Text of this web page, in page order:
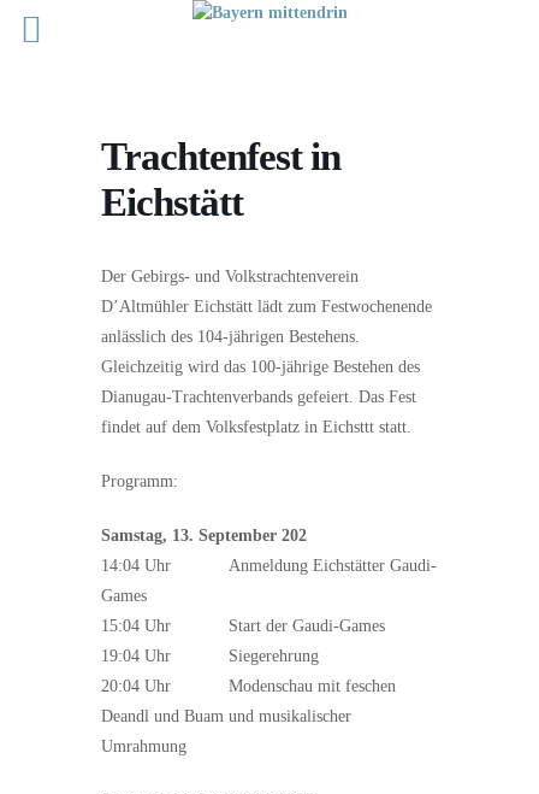
Trachtenfest in
Eichstätt
Der Gebirgs- und Volkstrachtenverein
D’Altmühler Eichstätt lädt zum Festwochenende
anlässlich des 104-jährigen Bestehens.
Gleichzeitig wird das 100-jährige Bestehen des
Dianugau-Trachtenverbands gefeiert. Das Fest
findet auf dem Volksfestplatz in Eichsttt statt.
Programm:
Samstag, 13. September 202
14:04 Uhr Anmeldung Eichstätter Gaudi-
Games
15:04 Uhr Start der Gaudi-Games
19:04 Uhr Siegerehrung
20:04 Uhr Modenschau mit feschen
Deandl und Buam und musikalischer
Umrahmung